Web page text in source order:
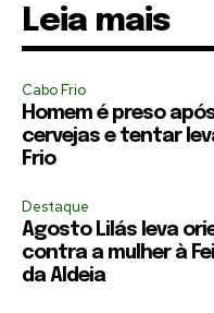
Leia mais
Cabo Frio
Homem é preso
cervejas e tentar
Frio
Destaque
Agosto Lilás leva
contra a mulher à
da Aldeia